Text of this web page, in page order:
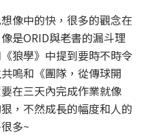
像中的快，很多的觀念在
是ORID與老書的漏斗理
狼學》中提到要時不時令
嗚和《團隊，從傳球開
在三天內完成作業就像
，不然成長的幅度和人的
多~